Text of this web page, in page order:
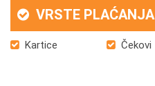
VRSTE PLAĆANJA
Kartice Čekovi